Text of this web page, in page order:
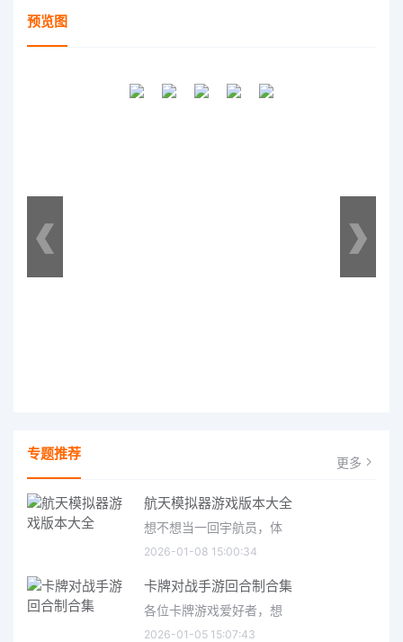
预览图
专题推荐 更多
航天模拟器游戏版本大全
想不想当一回宇航员，体
2026-01-08 15:00:34
卡牌对战手游回合制合集
各位卡牌游戏爱好者，想
2026-01-05 15:07:43